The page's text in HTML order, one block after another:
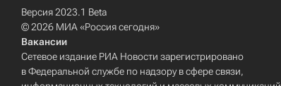
Версия 2023.1 Beta
© 2026 МИА «Россия сегодня»
Вакансии
Сетевое издание РИА Новости зарегистрировано
в Федеральной службе по надзору в сфере связи,